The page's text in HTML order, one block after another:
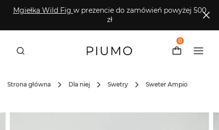
Mgiełka Wild Fig w prezencie do zamówień powyżej 500
zł
0
Strona główna Dla niej Swetry Sweter Ampio